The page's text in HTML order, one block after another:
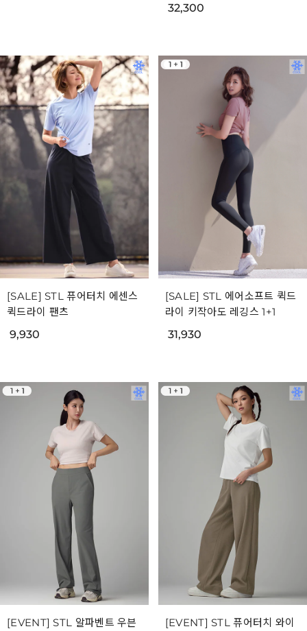
32,300
[SALE] STL 퓨어터치 에센스
퀵드라이 팬츠
9,930
[SALE] STL 에어소프트 퀵드
라이 키작아도 레깅스 1+1
31,930
[EVENT] STL 알파벤트 우븐
[EVENT] STL 퓨어터치 와이